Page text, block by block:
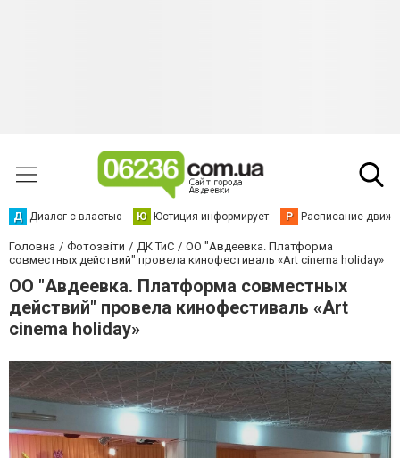
Д Диалог с властью Ю Юстиция информирует Р Расписание
Головна Фотозвіти ДК ТиС
ОО "Авдеевка. Платформа
совместных действий" провела кинофестиваль «Art cinema holiday»
ОО "Авдеевка. Платформа совместных
действий" провела кинофестиваль «Art
cinema holiday»